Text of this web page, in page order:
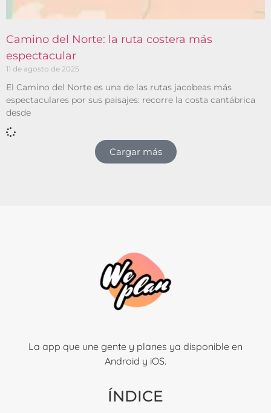
Camino del Norte: la ruta costera más
espectacular
11 de agosto de 2025
El Camino del Norte es una de las rutas jacobeas más
espectaculares por sus paisajes: recorre la costa cantábrica
desde
Cargar más
La app que une gente y planes ya disponible en
Android y iOS.
ÍNDICE